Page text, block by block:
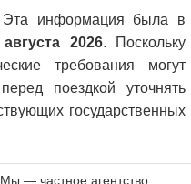
Эта информация была в
августа 2026. Поскольку
требования могут
поездкой уточнять
государственных